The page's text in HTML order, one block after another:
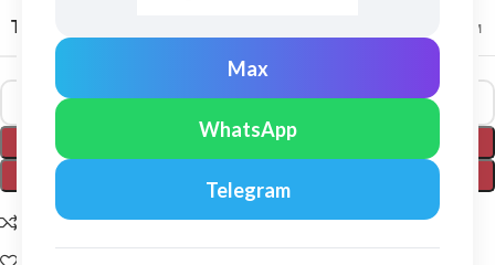
Max
WhatsApp
Telegram
ТОЛЩИНА МЕТАЛЛА 0,5 мм
В КОРЗИНУ
Alternative:
Добавить для сравнения